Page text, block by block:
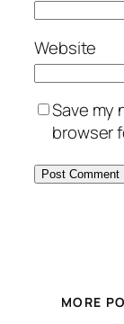
Website
Save my
browser
MORE